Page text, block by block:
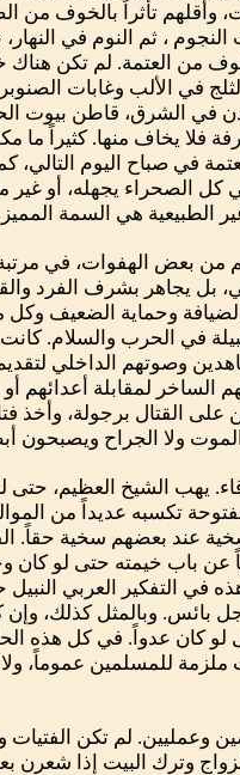
وأقلهم تأثراً بالخوف
، ثم النوم في
من العتمة. لم تكن
في الألب وغابات
في الشرق، قاطن
يخاف منها. كثيراً ما
في صباح اليوم التالي،
الصحراء يجهله، أو غير
الطبيعية هي السمة
من بعض الهفوات، في
يجاهر بشرف الفرد
وحماية الضعيف وكل
في الحرب والسلام.
وصوتهم الداخلي
الساخر لمقابلة أعدائهم
القتال برجولة،
ولا الجراح ويصبحون
يهب الشيخ العظيم، حتى
تكسبه عديداً من
عند بعضهم سخية حقاً.
عن باب خيمته حتى لو
في التفكير العربي
بائس. وبالمثل كذلك،
لو كان عدواً. في كل هذه
ملزمة للمسلمين عموماً،
لم تكن الفتيات
وترك البيت إذا شعرن